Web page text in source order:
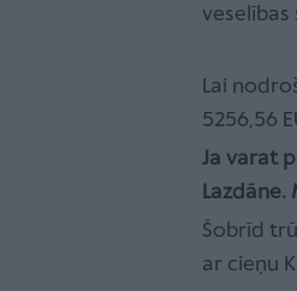
veselības
Lai
5256,56
Ja varat
Lazdāne.
Šobrīd
ar cieņu